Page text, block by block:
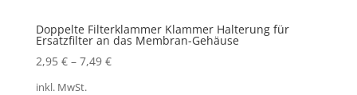
Doppelte Filterklammer Klammer Halterung für
Ersatzfilter an das Membran-Gehäuse
2,95 €– 7,49 €
inkl. MwSt.